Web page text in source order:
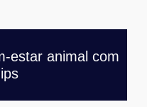
estar animal com